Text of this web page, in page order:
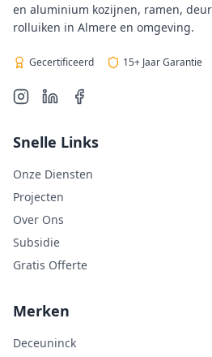
en aluminium kozijnen, ramen,
rolluiken in Almere en omgeving.
Gecertificeerd 15+ Jaar Garantie
Snelle Links
Onze Diensten
Projecten
Over Ons
Subsidie
Gratis Offerte
Merken
Deceuninck